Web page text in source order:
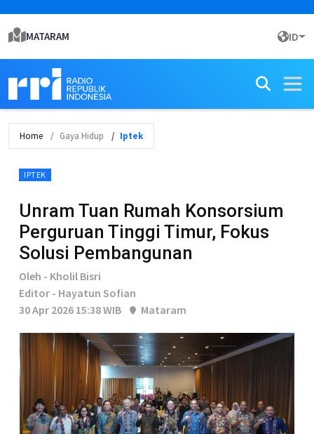
MATARAM ID
Home Gaya Hidup Iptek
IPTEK
Unram Tuan Rumah Konsorsium
Perguruan Tinggi Timur, Fokus
Solusi Pembangunan
Oleh - Kholil Bisri
Editor - Hayatun Sofian
30 Apr 2026 15:38 WIB
Mataram